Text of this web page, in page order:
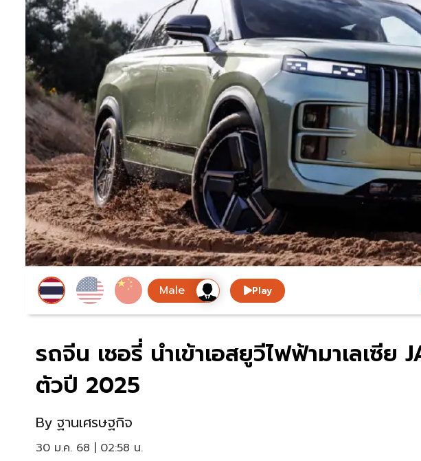
Play
รถจีน เชอรี่ นำเข้าเอสยูวีไฟฟ้ามาเลเซีย
ตัวปี 2025
By ฐานเศรษฐกิจ
30 ม.ค. 68 | 02:58 น.